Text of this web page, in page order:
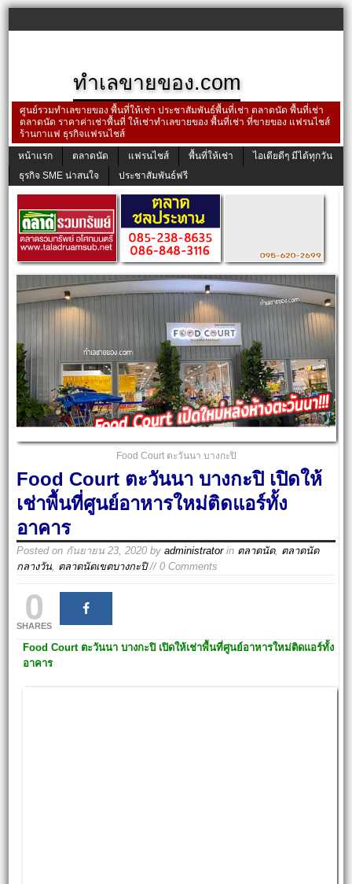
ทำเลขายของ.com
ศูนย์รวมทำเลขายของ พื้นที่ให้เช่า ประชาสัมพันธ์พื้นที่เช่า ตลาดนัด พื้นที่เช่า
ตลาดนัด ราคาค่าเช่าพื้นที่ ให้เช่าทำเลขายของ พื้นที่เช่า ที่ขายของ แฟรนไชส์
ร้านกาแฟ ธุรกิจแฟรนไชส์
หน้าแรก
ตลาดนัด แฟรนไชส์ พื้นที่ให้เช่า
ไอเดียดีๆ มีได้ทุกวัน
ธุรกิจ SME น่าสนใจ
ประชาสัมพันธ์ฟรี
Food Court ตะวันนา บางกะปิ
Food Court ตะวันนา บางกะปิ เปิดให้
เช่าพื้นที่ศูนย์อาหารใหม่ติดแอร์ทั้ง
อาคาร
Posted on กันยายน 23, 2020 byadministratorin ตลาดนัด, ตลาดนัด
กลางวัน, ตลาดนัดเขตบางกะปิ// 0 Comments
0
SHARES
Food Court ตะวันนา บางกะปิ เปิดให้เช่าพื้นที่ศูนย์อาหารใหม่ติดแอร์ทั้ง
อาคาร